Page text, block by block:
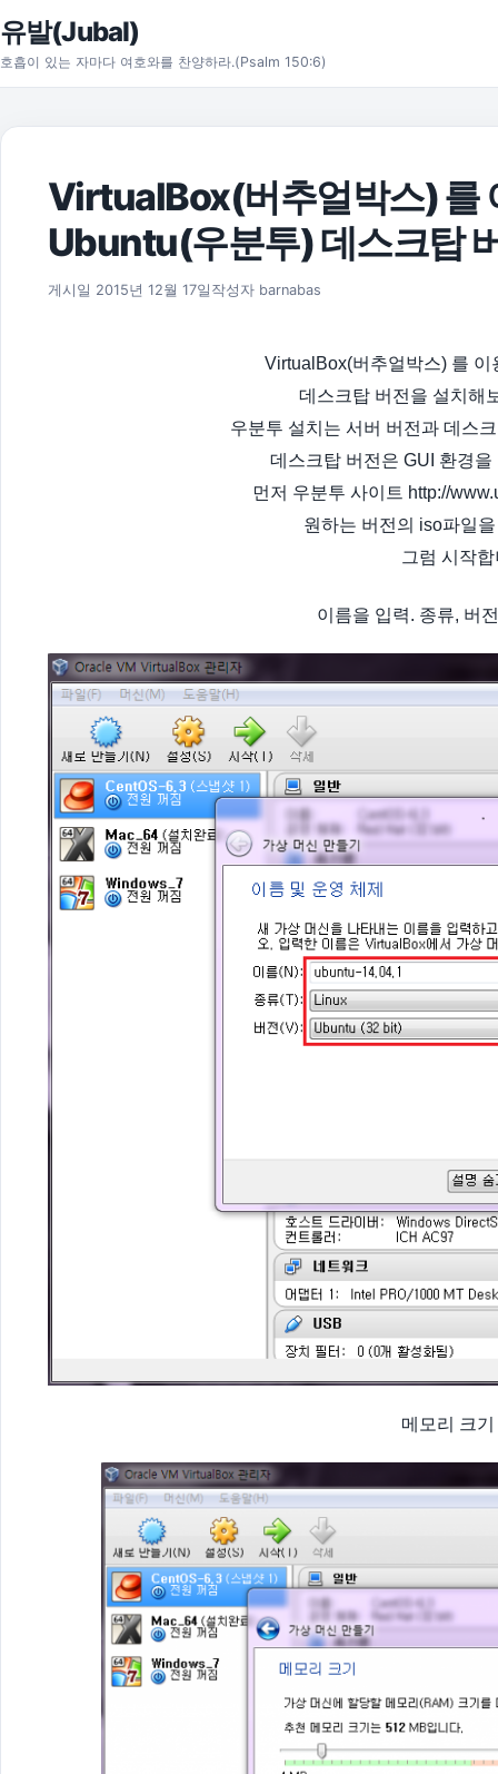
본문으로 건너뛰기
유발(Jubal)
호흡이 있는 자마다 여호와를 찬양하라.(Psalm 150:6)
VirtualBox(버추얼박스) 를
Ubuntu(우분투) 데스크탑
게시일 2015년 12월 17일 2016년 3월 12일
작성자 barnabas
VirtualBox(버추얼박스) 를
데스크탑 버전을 설치해
우분투 설치는 서버 버전과 데스
데스크탑 버전은 GUI 환경
먼저 우분투 사이트 http://
원하는 버전의 iso파일
그럼 시작
이름을 입력. 종류, 버
메모리 크